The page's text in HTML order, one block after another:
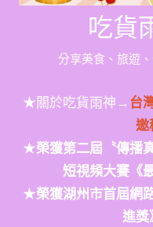
吃貨
分享美食、旅遊
★關於吃貨雨神→台
邀
★榮獲第二屆〝傳播
短視頻大賽《
★榮獲湖州市首屆網
進獎